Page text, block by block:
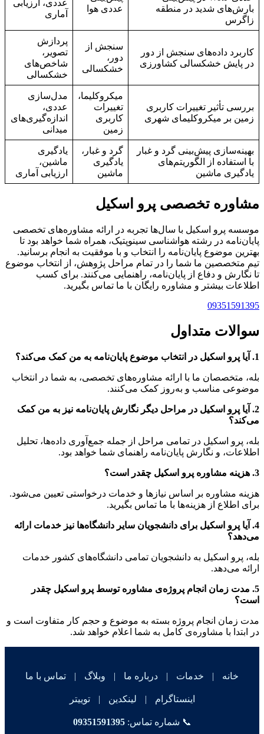
بارش‌های شدید در منطقه
زاگرس
عددی هوا
عددی، ارزیابی
آماری
کاربرد داده‌های سنجش از دور
در پایش خشکسالی کشاورزی
سنجش از
دور،
خشکسالی
پردازش
تصویر،
شاخص‌های
خشکسالی
بررسی تأثیر تغییرات کاربری
زمین بر میکروکلیمای شهری
میکروکلیما،
تغییرات
کاربری
زمین
مدل‌سازی
عددی،
اندازه‌گیری‌های
میدانی
بهینه‌سازی پیش‌بینی گرد و غبار
با استفاده از الگوریتم‌های
یادگیری ماشین
گرد و غبار،
یادگیری
ماشین
یادگیری
ماشین،
ارزیابی آماری
مشاوره تخصصی پرو اسکیل
موسسه پرو اسکیل با سال‌ها تجربه در ارائه مشاوره‌های تخصصی
پایان‌نامه در رشته هواشناسی سینوپتیک، همراه شما خواهد بود تا
بهترین موضوع پایان‌نامه را انتخاب و با موفقیت به انجام برسانید.
تیم متخصصین ما شما را در تمام مراحل پژوهش، از انتخاب موضوع
تا نگارش و دفاع از پایان‌نامه، راهنمایی می‌کنند. برای کسب
اطلاعات بیشتر و مشاوره رایگان با ما تماس بگیرید.
09351591395
سوالات متداول
1. آیا پرو اسکیل در انتخاب موضوع پایان‌نامه به من کمک می‌کند؟
بله، متخصصان ما با ارائه مشاوره‌های تخصصی، به شما در انتخاب
موضوعی مناسب و به‌روز کمک می‌کنند.
2. آیا پرو اسکیل در مراحل دیگر نگارش پایان‌نامه نیز به من کمک
می‌کند؟
بله، پرو اسکیل در تمامی مراحل از جمله جمع‌آوری داده‌ها، تحلیل
اطلاعات، و نگارش پایان‌نامه راهنمای شما خواهد بود.
3. هزینه مشاوره پرو اسکیل چقدر است؟
هزینه مشاوره بر اساس نیازها و خدمات درخواستی تعیین می‌شود.
برای اطلاع از هزینه‌ها با ما تماس بگیرید.
4. آیا پرو اسکیل برای دانشجویان سایر دانشگاه‌ها نیز خدمات ارائه
می‌دهد؟
بله، پرو اسکیل به دانشجویان تمامی دانشگاه‌های کشور خدمات
ارائه می‌دهد.
5. مدت زمان انجام پروژه‌ی مشاوره توسط پرو اسکیل چقدر
است؟
مدت زمان انجام پروژه بسته به موضوع و حجم کار متفاوت است و
در ابتدا با مشاوره‌ی کامل به شما اعلام خواهد شد.
خانه | خدمات | درباره ما | وبلاگ | تماس با ما
اینستاگرام | لینکدین | توییتر
📞 شماره تماس:09351591395